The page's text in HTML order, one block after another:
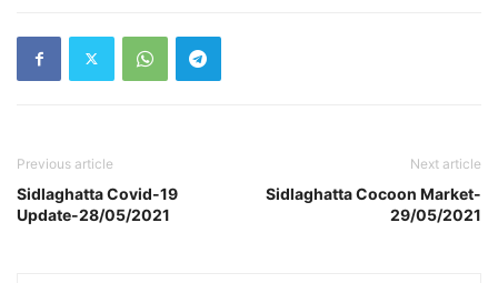
Previous article
Sidlaghatta Covid-19
Update-28/05/2021
Next article
Sidlaghatta Cocoon Market-
29/05/2021